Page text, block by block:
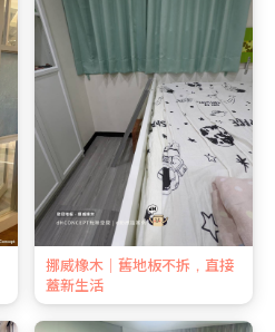
挪威橡木｜舊地板不拆，直接
蓋新生活